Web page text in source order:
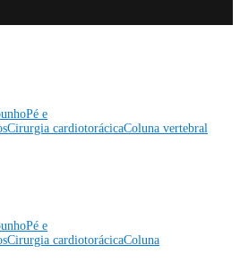
Pé e
Cirurgia cardiotorácicaColuna vertebral
Pé e
Cirurgia cardiotorácicaColuna